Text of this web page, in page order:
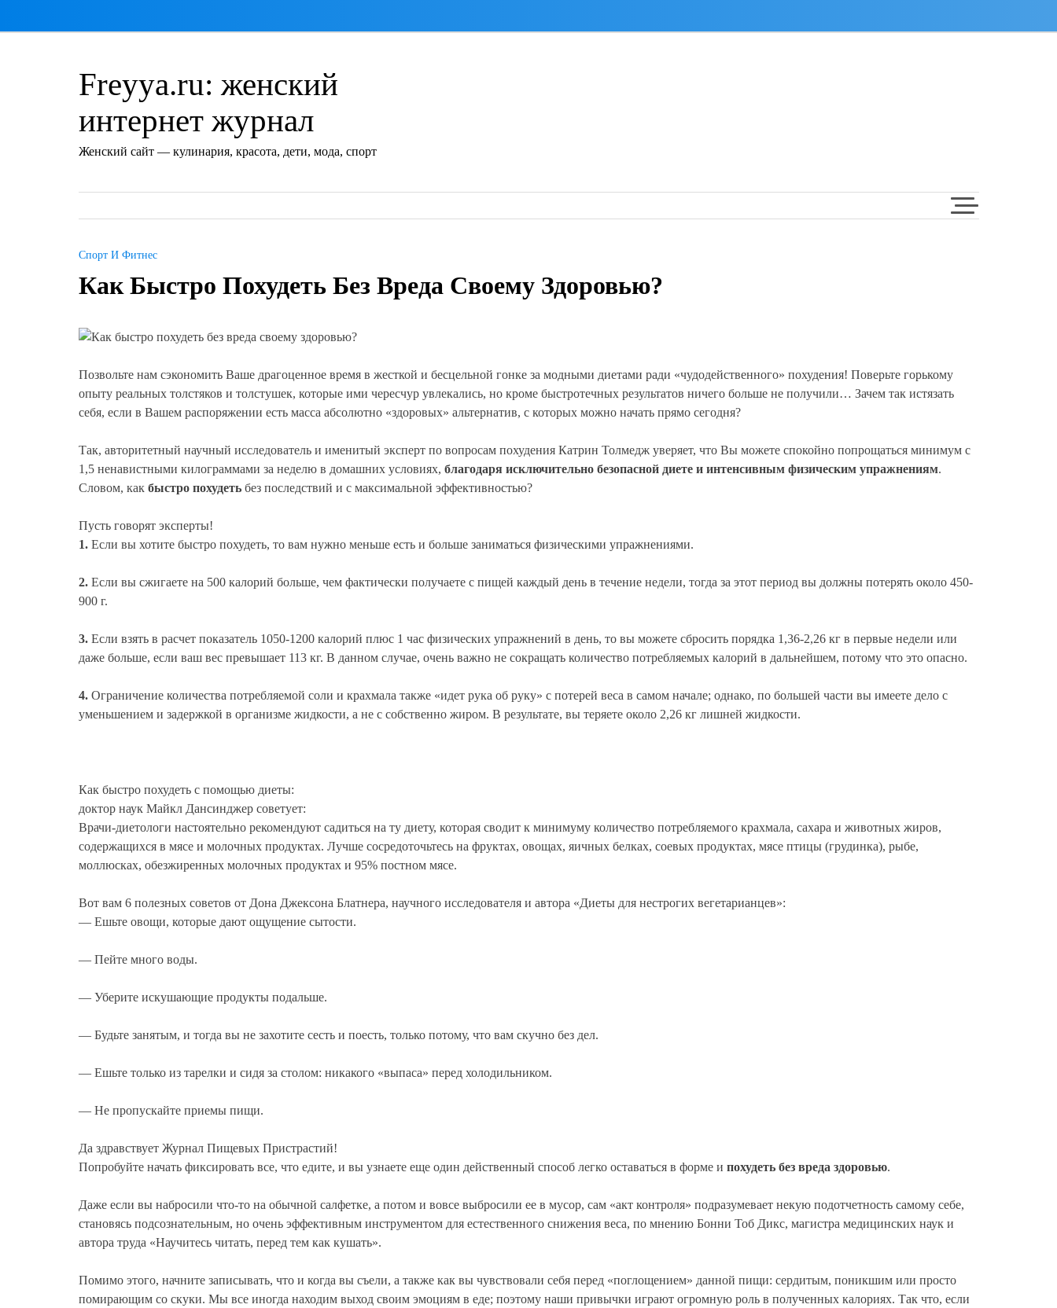
Freyya.ru: женский
интернет журнал
Женский сайт — кулинария, красота, дети, мода, спорт
Спорт И Фитнес
Как Быстро Похудеть Без Вреда Своему Здоровью?
Позвольте нам сэкономить Ваше драгоценное время в жесткой и бесцельной гонке за модными диетами ради «чудодейственного» похудения! Поверьте горькому
опыту реальных толстяков и толстушек, которые ими чересчур увлекались, но кроме быстротечных результатов ничего больше не получили… Зачем так истязать
себя, если в Вашем распоряжении есть масса абсолютно «здоровых» альтернатив, с которых можно начать прямо сегодня?
Так, авторитетный научный исследователь и именитый эксперт по вопросам похудения Катрин Толмедж уверяет, что Вы можете спокойно попрощаться минимум с
1,5 ненавистными килограммами за неделю в домашних условиях, благодаря исключительно безопасной диете и интенсивным физическим упражнениям.
Словом, как быстро похудетьбез последствий и с максимальной эффективностью?
Пусть говорят эксперты!
1.Если вы хотите быстро похудеть, то вам нужно меньше есть и больше заниматься физическими упражнениями.
2.Если вы сжигаете на 500 калорий больше, чем фактически получаете с пищей каждый день в течение недели, тогда за этот период вы должны потерять около 450-
900 г.
3.Если взять в расчет показатель 1050-1200 калорий плюс 1 час физических упражнений в день, то вы можете сбросить порядка 1,36-2,26 кг в первые недели или
даже больше, если ваш вес превышает 113 кг. В данном случае, очень важно не сокращать количество потребляемых калорий в дальнейшем, потому что это опасно.
4.Ограничение количества потребляемой соли и крахмала также «идет рука об руку» с потерей веса в самом начале; однако, по большей части вы имеете дело с
уменьшением и задержкой в организме жидкости, а не с собственно жиром. В результате, вы теряете около 2,26 кг лишней жидкости.
Как быстро похудеть с помощью диеты:
доктор наук Майкл Дансинджер советует:
Врачи-диетологи настоятельно рекомендуют садиться на ту диету, которая сводит к минимуму количество потребляемого крахмала, сахара и животных жиров,
содержащихся в мясе и молочных продуктах. Лучше сосредоточьтесь на фруктах, овощах, яичных белках, соевых продуктах, мясе птицы (грудинка), рыбе,
моллюсках, обезжиренных молочных продуктах и 95% постном мясе.
Вот вам 6 полезных советов от Дона Джексона Блатнера, научного исследователя и автора «Диеты для нестрогих вегетарианцев»:
— Ешьте овощи, которые дают ощущение сытости.
— Пейте много воды.
— Уберите искушающие продукты подальше.
— Будьте занятым, и тогда вы не захотите сесть и поесть, только потому, что вам скучно без дел.
— Ешьте только из тарелки и сидя за столом: никакого «выпаса» перед холодильником.
— Не пропускайте приемы пищи.
Да здравствует Журнал Пищевых Пристрастий!
Попробуйте начать фиксировать все, что едите, и вы узнаете еще один действенный способ легко оставаться в форме и похудеть без вреда здоровью.
Даже если вы набросили что-то на обычной салфетке, а потом и вовсе выбросили ее в мусор, сам «акт контроля» подразумевает некую подотчетность самому себе,
становясь подсознательным, но очень эффективным инструментом для естественного снижения веса, по мнению Бонни Тоб Дикс, магистра медицинских наук и
автора труда «Научитесь читать, перед тем как кушать».
Помимо этого, начните записывать, что и когда вы съели, а также как вы чувствовали себя перед «поглощением» данной пищи: сердитым, поникшим или просто
помирающим со скуки. Мы все иногда находим выход своим эмоциям в еде; поэтому наши привычки играют огромную роль в полученных калориях. Так что, если